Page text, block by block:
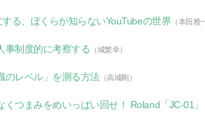
する、ぼくらが知らないYouTubeの世界 （本田雅
事制度的に考察する （城繁幸）
のレベル」を測る方法（高城剛）
くつまみをめいっぱい回せ！ Roland「JC-01」